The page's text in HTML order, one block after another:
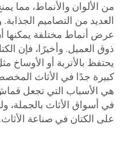
من الألوان والأنماط، مما
العديد من التصاميم
عرض أنماط مختلفة يمكنها
ذوق العميل. وأخيرًا، فإن
يحتفظ بالأتربة أو الأوساخ
كبيرة جدًا في الأثاث
هي الأسباب التي تجعل قماش
على الكتان في صناعة الأثاث.